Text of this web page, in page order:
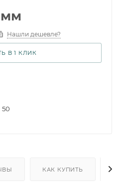
Нашли дешевле?
В 1 КЛИК
50
КАК КУПИТЬ